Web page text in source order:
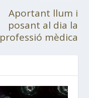
Aportant llum i
posant al dia la
professió mèdica